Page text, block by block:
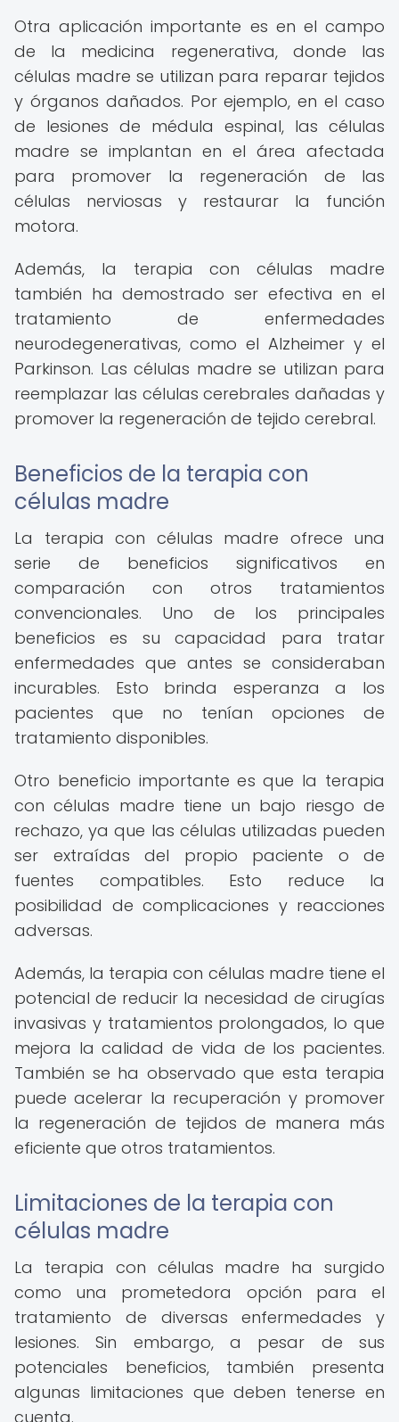
Otra aplicación importante es en el campo
de la medicina regenerativa, donde las
células madre se utilizan para reparar tejidos
y órganos dañados. Por ejemplo, en el caso
de lesiones de médula espinal, las células
madre se implantan en el área afectada
para promover la regeneración de las
células nerviosas y restaurar la función
motora.
Además, la terapia con células madre
también ha demostrado ser efectiva en el
tratamiento de enfermedades
neurodegenerativas, como el Alzheimer y el
Parkinson. Las células madre se utilizan para
reemplazar las células cerebrales dañadas y
promover la regeneración de tejido cerebral.
Beneficios de la terapia con
células madre
La terapia con células madre ofrece una
serie de beneficios significativos en
comparación con otros tratamientos
convencionales. Uno de los principales
beneficios es su capacidad para tratar
enfermedades que antes se consideraban
incurables. Esto brinda esperanza a los
pacientes que no tenían opciones de
tratamiento disponibles.
Otro beneficio importante es que la terapia
con células madre tiene un bajo riesgo de
rechazo, ya que las células utilizadas pueden
ser extraídas del propio paciente o de
fuentes compatibles. Esto reduce la
posibilidad de complicaciones y reacciones
adversas.
Además, la terapia con células madre tiene el
potencial de reducir la necesidad de cirugías
invasivas y tratamientos prolongados, lo que
mejora la calidad de vida de los pacientes.
También se ha observado que esta terapia
puede acelerar la recuperación y promover
la regeneración de tejidos de manera más
eficiente que otros tratamientos.
Limitaciones de la terapia con
células madre
La terapia con células madre ha surgido
como una prometedora opción para el
tratamiento de diversas enfermedades y
lesiones. Sin embargo, a pesar de sus
potenciales beneficios, también presenta
algunas limitaciones que deben tenerse en
cuenta.